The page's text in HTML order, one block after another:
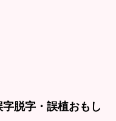
字脱字・誤植おもし